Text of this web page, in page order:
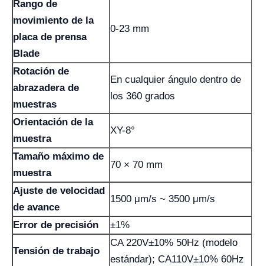
Rango de
movimiento de la
placa de prensa
Blade
0-23 mm
Rotación de
abrazadera de
muestras
En cualquier ángulo dentro de
los 360 grados
Orientación de la
muestra
XY-8°
Tamaño máximo de
muestra
70 × 70 mm
Ajuste de velocidad
de avance
1500 μm/s ~ 3500 μm/s
Error de precisión ±1%
Tensión de trabajo
CA 220V±10% 50Hz (modelo
estándar); CA110V±10% 60Hz